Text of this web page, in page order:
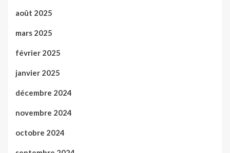
août 2025
mars 2025
février 2025
janvier 2025
décembre 2024
novembre 2024
octobre 2024